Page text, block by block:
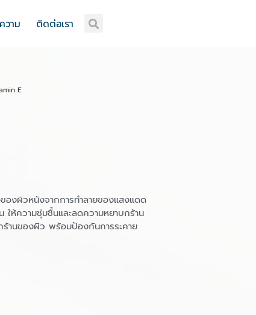
วาม ติดต่อเรา
E
องผิวหนังจากการทำลายของแสงแดด
ห้ความชุ่มชื้นและลดความหยาบกร้าน
นของผิว พร้อมป้องกันการระคาย